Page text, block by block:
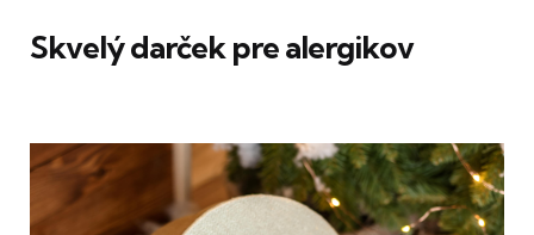
Skvelý darček pre alergikov